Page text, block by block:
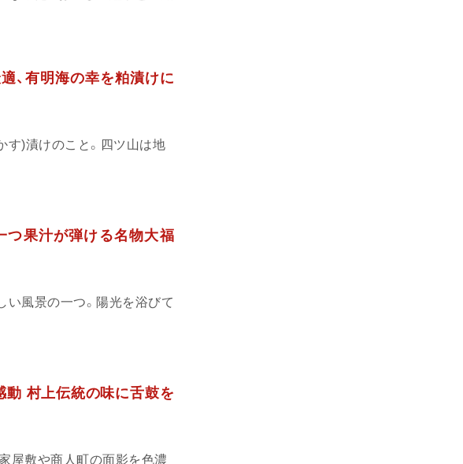
、有明海の幸を粕漬けに
す)漬けのこと。四ツ山は地
つ果汁が弾ける名物大福
い風景の一つ。陽光を浴びて
動 村上伝統の味に舌鼓を
屋敷や商人町の面影を色濃